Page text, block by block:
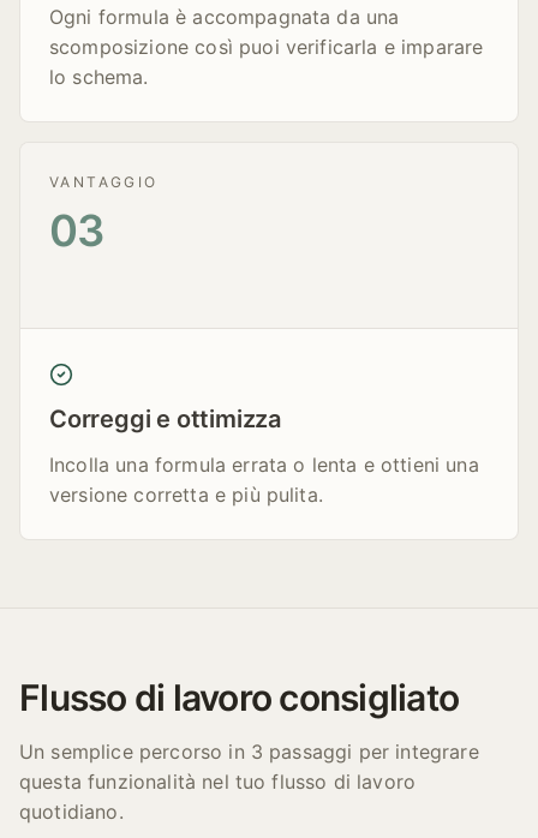
Ogni formula è accompagnata da una
scomposizione così puoi verificarla e imparare
lo schema.
VANTAGGIO
03
Correggi e ottimizza
Incolla una formula errata o lenta e ottieni una
versione corretta e più pulita.
Flusso di lavoro consigliato
Un semplice percorso in 3 passaggi per integrare
questa funzionalità nel tuo flusso di lavoro
quotidiano.